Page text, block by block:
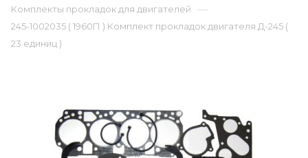
Комплекты прокладок для двигателей —
245-1002035 ( 1960П ) Комплект прокладок двигателя Д-245 (
23 единиц )